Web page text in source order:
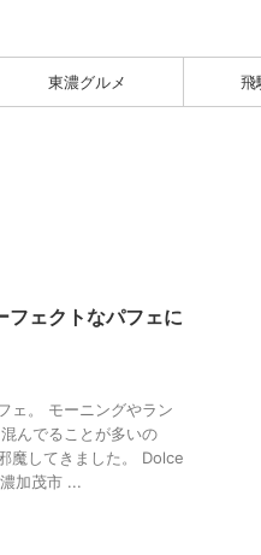
東濃グルメ 飛
フェクトなパフェに
ェ。 モーニングやラン
んでることが多いの
魔してきました。 Dolce
加茂市 ...